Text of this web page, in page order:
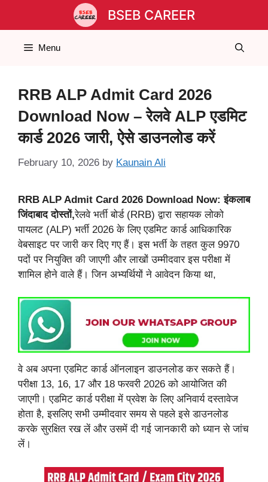
BSEB CAREER
Menu
RRB ALP Admit Card 2026
Download Now – रेलवे ALP एडमिट
कार्ड 2026 जारी, ऐसे डाउनलोड करें
February 10, 2026 by Kaunain Ali
RRB ALP Admit Card 2026 Download Now: इंकलाब
जिंदाबाद दोस्तों,रेलवे भर्ती बोर्ड (RRB) द्वारा सहायक लोको
पायलट (ALP) भर्ती 2026 के लिए एडमिट कार्ड आधिकारिक
वेबसाइट पर जारी कर दिए गए हैं। इस भर्ती के तहत कुल 9970
पदों पर नियुक्ति की जाएगी और लाखों उम्मीदवार इस परीक्षा में
शामिल होने वाले हैं। जिन अभ्यर्थियों ने आवेदन किया था,
वे अब अपना एडमिट कार्ड ऑनलाइन डाउनलोड कर सकते हैं।
परीक्षा 13, 16, 17 और 18 फरवरी 2026 को आयोजित की
जाएगी। एडमिट कार्ड परीक्षा में प्रवेश के लिए अनिवार्य दस्तावेज
होता है, इसलिए सभी उम्मीदवार समय से पहले इसे डाउनलोड
करके सुरक्षित रख लें और उसमें दी गई जानकारी को ध्यान से जांच
लें।